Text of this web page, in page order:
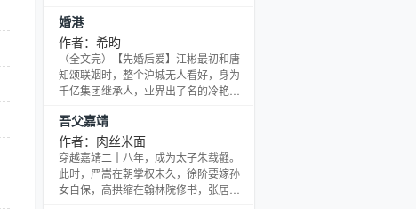
到神药！ 【武道天才】根骨+10、
木刀法？ 魔力模块+术法模型+精神力引
导+飞弹=魔法飞弹？ 内力+气血+空间
+生命+死亡+碾磨+转换+？？？=？？？
领着自己死亡赔偿金的陆柏，开始了不
断薅死亡羊毛的旅程。 群：578342111
《奈格里之魂》、《永续之镜》
婚港
作者：希昀
（全文完）【先婚后爱】江彬最初和唐
知颂联姻时，整个沪城无人看好，身为
千亿集团继承人，业界出了名的冷艳大
刃有余周旋在各路大客户中，素来不知
风月是何物。 唐知颂亦是如此，他是华
国最负盛名的科技新贵，家族财富遍布
全球，生得清隽冷秀，深居简出，是整
个沪城最难采摘的高岭之花。 他们奉行
吾父嘉靖
作者：肉丝米面
穿越嘉靖二十八年，成为太子朱载壡。
此时，严嵩在朝掌权未久，徐阶要嫁孙
女自保，高拱缩在翰林院修书，张居正